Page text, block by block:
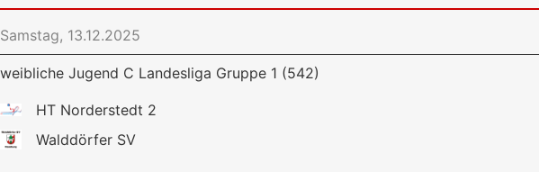
Samstag, 13.12.2025
weibliche Jugend C Landesliga Gruppe 1 (542)
HT Norderstedt 2
Walddörfer SV